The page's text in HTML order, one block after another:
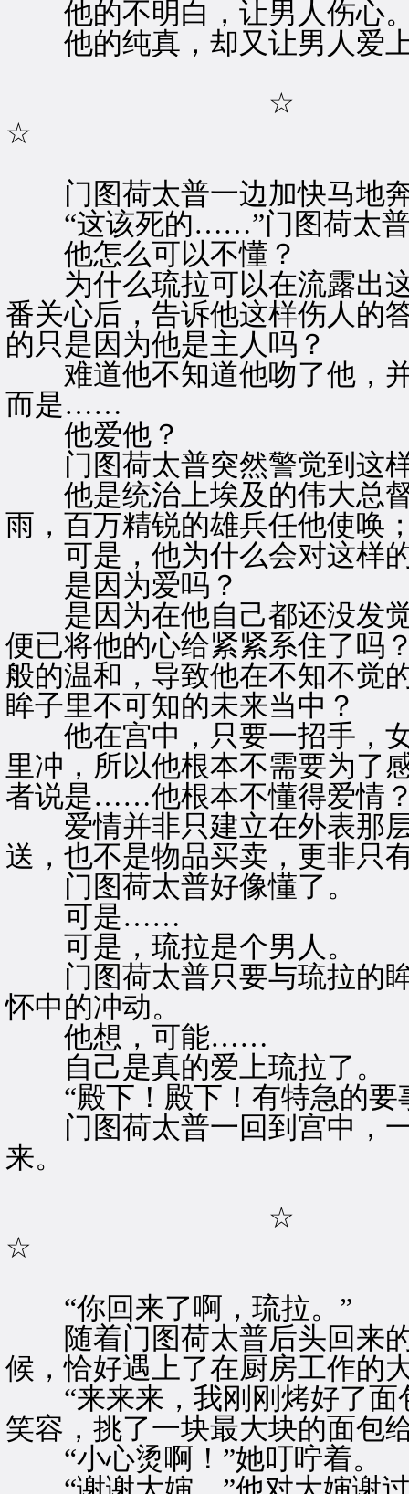
他的不明白，让男人伤心
他的纯真，却又让男人爱
☆
☆
门图荷太普一边加快马地奔
“这该死的……”门图荷太普
他怎么可以不懂？
为什么琉拉可以在流露出这
番关心后，告诉他这样伤人的
的只是因为他是主人吗？
难道他不知道他吻了他，并
而是……
他爱他？
门图荷太普突然警觉到这
他是统治上埃及的伟大总督
雨，百万精锐的雄兵任他使唤
可是，他为什么会对这样的
是因为爱吗？
是因为在他自己都还没发觉
便已将他的心给紧紧系住了吗
般的温和，导致他在不知不觉
眸子里不可知的未来当中？
他在宫中，只要一招手，女
里冲，所以他根本不需要为了
者说是……他根本不懂得爱情
爱情并非只建立在外表那层
送，也不是物品买卖，更非
门图荷太普好像懂了。
可是……
可是，琉拉是个男人。
门图荷太普只要与琉拉的眸
怀中的冲动。
他想，可能……
自己是真的爱上琉拉了。
“殿下！殿下！有特急的要
门图荷太普一回到宫中，一
来。
☆
☆
“你回来了啊，琉拉。”
随着门图荷太普后头回来的
候，恰好遇上了在厨房工作的
“来来来，我刚刚烤好了面
笑容，挑了一块最大块的面包
“小心烫啊！”她叮咛着。